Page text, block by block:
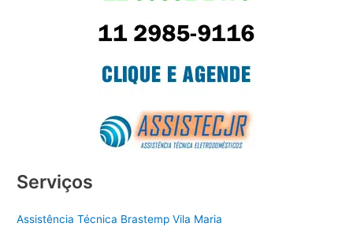
Serviços
Assistência Técnica Brastemp Vila Maria